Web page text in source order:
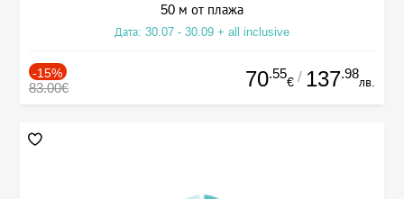
50 м от плажа
Дата: 30.07 - 30.09 + all inclusive
-15%
83.00€ 70.55
€ / 137.98
лв.